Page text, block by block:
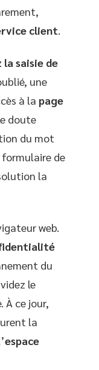
client.
saisie de
une
à la page
doute
du mot
formulaire de
la
web.
du
le
À ce jour,
la
espace